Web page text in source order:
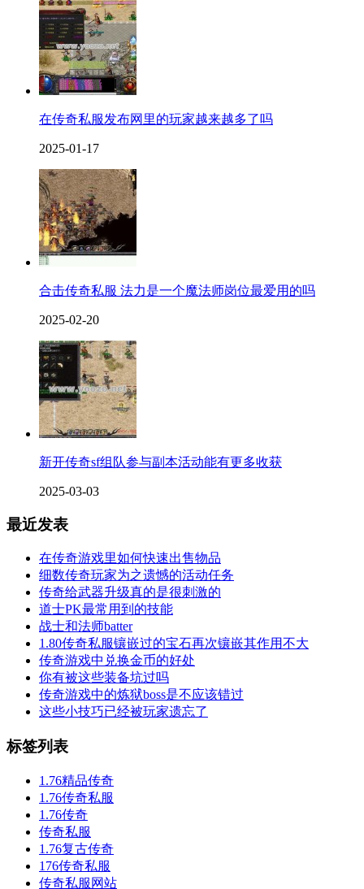
在传奇私服发布网里的玩家越来越多了吗
2025-01-17
合击传奇私服 法力是一个魔法师岗位最爱用的吗
2025-02-20
新开传奇sf组队参与副本活动能有更多收获
2025-03-03
最近发表
在传奇游戏里如何快速出售物品
细数传奇玩家为之遗憾的活动任务
传奇给武器升级真的是很刺激的
道士PK最常用到的技能
战士和法师batter
1.80传奇私服镶嵌过的宝石再次镶嵌其作用不大
传奇游戏中兑换金币的好处
你有被这些装备坑过吗
传奇游戏中的炼狱boss是不应该错过
这些小技巧已经被玩家遗忘了
标签列表
1.76精品传奇
1.76传奇私服
1.76传奇
传奇私服
1.76复古传奇
176传奇私服
传奇私服网站